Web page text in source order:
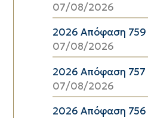
07/08/2026
2026 Απόφαση 759
07/08/2026
2026 Απόφαση 757
07/08/2026
2026 Απόφαση 756